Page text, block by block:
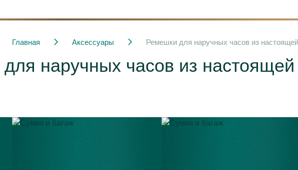
Главная Аксессуары Ремешки для наручных часов из
наручных часов из настоящей